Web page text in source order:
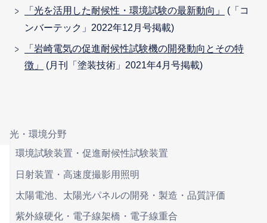
「光を活用した耐候性・環境試験の最新動向」
(「コ
ンバーテック」2022年12月号掲載)
「岩崎電気の促進耐候性試験機の開発動向とその特
徴」
(月刊「塗装技術」2021年4月号掲載)
光・環境分野
環境試験装置・促進耐候性試験装置
日射装置・高速度撮影用照明
太陽電池、太陽光パネルの開発・製造・品質評価
紫外線硬化・電子線架橋・電子線重合